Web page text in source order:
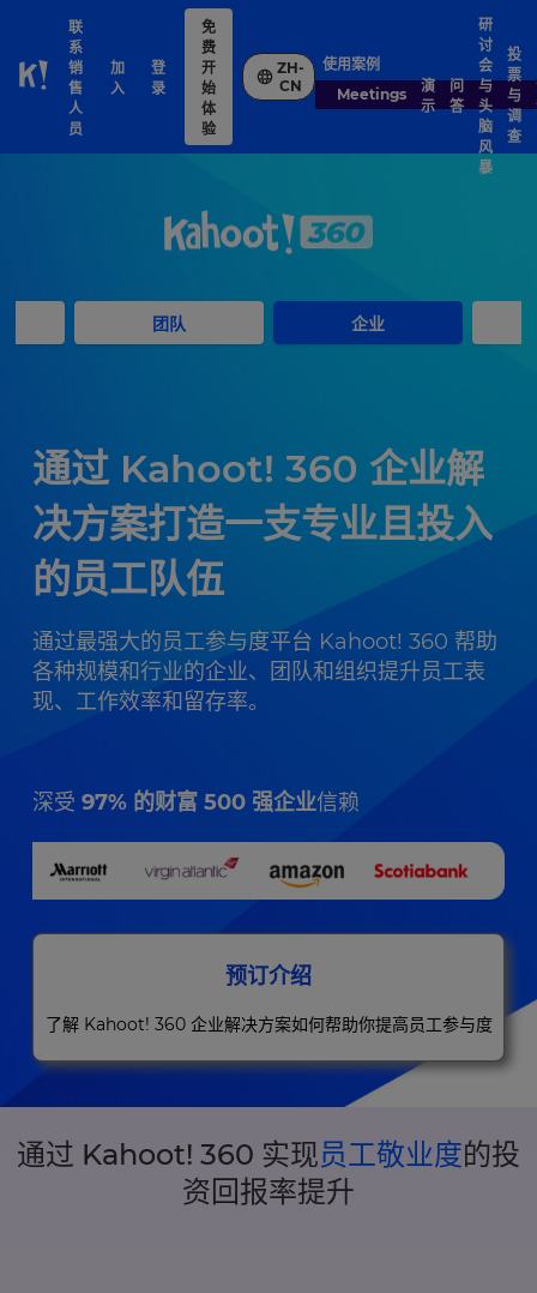
Skip to Page content
联
系
销
售
人
员
加
入
登
录
免
费
开
始
体
验
ZH-
CN
使用案例
Meetings
演
示
问
答
研
讨
会
与
头
脑
风
暴
投
票
与
调
查
团队 企业
通过 Kahoot! 360 企业解
决方案打造一支专业且投入
的员工队伍
通过最强大的员工参与度平台 Kahoot! 360 帮助
各种规模和行业的企业、团队和组织提升员工表
现、工作效率和留存率。
深受 97% 的财富 500 强企业信赖
预订介绍
了解 Kahoot! 360 企业解决方案如何帮助你提高员工参与度
通过 Kahoot! 360 实现员工敬业度的投
资回报率提升